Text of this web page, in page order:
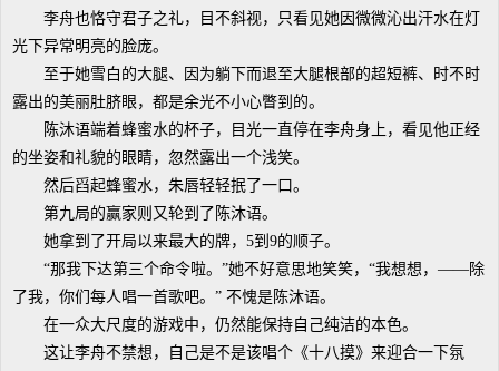
李舟也恪守君子之礼，目不斜视，只看见她因微微沁出汗水在灯
光下异常明亮的脸庞。
至于她雪白的大腿、因为躺下而退至大腿根部的超短裤、时不时
露出的美丽肚脐眼，都是余光不小心瞥到的。
陈沐语端着蜂蜜水的杯子，目光一直停在李舟身上，看见他正经
的坐姿和礼貌的眼睛，忽然露出一个浅笑。
然后舀起蜂蜜水，朱唇轻轻抿了一口。
第九局的赢家则又轮到了陈沐语。
她拿到了开局以来最大的牌，5到9的顺子。
“那我下达第三个命令啦。”她不好意思地笑笑，“我想想，——除
了我，你们每人唱一首歌吧。” 不愧是陈沐语。
在一众大尺度的游戏中，仍然能保持自己纯洁的本色。
这让李舟不禁想，自己是不是该唱个《十八摸》来迎合一下氛